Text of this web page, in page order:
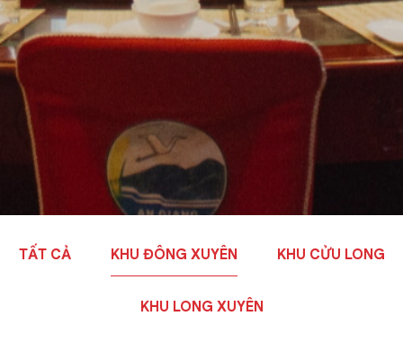
TẤT CẢ KHU ĐÔNG XUYÊN KHU CỬU LONG
KHU LONG XUYÊN